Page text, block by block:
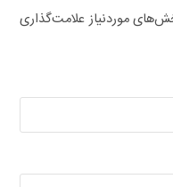
موردنیاز علامت‌گذاری